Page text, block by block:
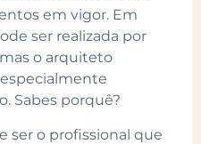
em vigor. Em
ser realizada por
o arquiteto
Sabes porquê?
ser o profissional que